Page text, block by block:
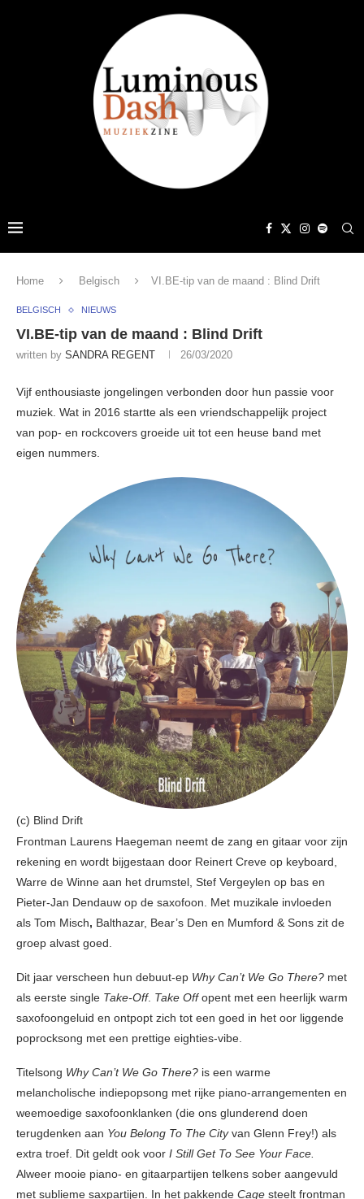
Home Belgisch VI.BE-tip van de maand : Blind Drift
BELGISCH NIEUWS
VI.BE-tip van de maand : Blind Drift
written by SANDRA REGENT 26/03/2020
Vijf enthousiaste jongelingen verbonden door hun passie voor
muziek. Wat in 2016 startte als een vriendschappelijk project
van pop- en rockcovers groeide uit tot een heuse band met
eigen nummers.
(c) Blind Drift
Frontman Laurens Haegeman neemt de zang en gitaar voor zijn
rekening en wordt bijgestaan door Reinert Creve op keyboard,
Warre de Winne aan het drumstel, Stef Vergeylen op bas en
Pieter-Jan Dendauw op de saxofoon. Met muzikale invloeden
als Tom Misch, Balthazar, Bear’s Den en Mumford & Sons zit de
groep alvast goed.
Dit jaar verscheen hun debuut-ep Why Can’t We Go There? met
als eerste single Take-Off. Take Offopent met een heerlijk warm
saxofoongeluid en ontpopt zich tot een goed in het oor liggende
poprocksong met een prettige eighties-vibe.
Titelsong Why Can’t We Go There? is een warme
melancholische indiepopsong met rijke piano-arrangementen en
weemoedige saxofoonklanken (die ons glunderend doen
terugdenken aan You Belong To The Cityvan Glenn Frey!) als
extra troef. Dit geldt ook voor I Still Get To See Your Face.
Alweer mooie piano- en gitaarpartijen telkens sober aangevuld
met sublieme saxpartijen. In het pakkende Cage steelt frontman